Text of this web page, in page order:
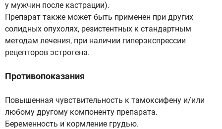
у мужчин после кастрации).
Препарат также может быть применен при других
солидных опухолях, резистентных к стандартным
методам лечения, при наличии гиперэкспрессии
рецепторов эстрогена.
Противопоказания
Повышенная чувствительность к тамоксифену и/или
любому другому компоненту препарата.
Беременность и кормление грудью.